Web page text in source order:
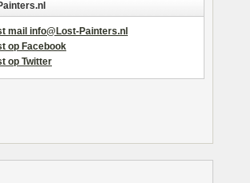
mail info@Lost-Painters.nl
op Facebook
op Twitter